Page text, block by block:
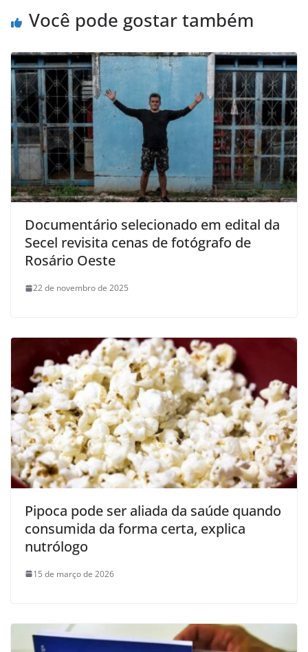
Você pode gostar também
Documentário selecionado em edital da
Secel revisita cenas de fotógrafo de
Rosário Oeste
22 de novembro de 2025
Pipoca pode ser aliada da saúde quando
consumida da forma certa, explica
nutrólogo
15 de março de 2026